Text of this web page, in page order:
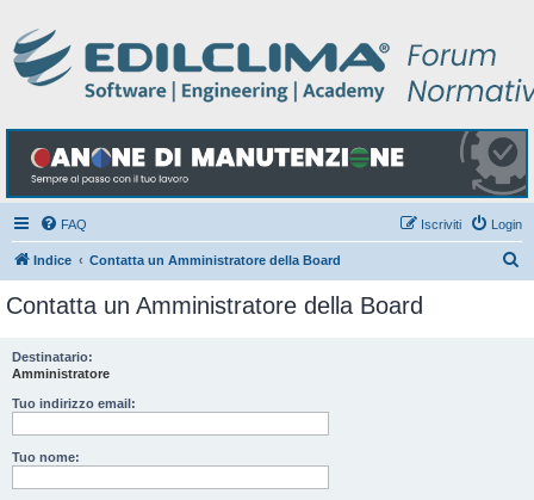
FAQ Login
Iscriviti
Indice Contatta un Amministratore della Board
Contatta un Amministratore della Board
Destinatario:
Amministratore
Tuo indirizzo email:
Tuo nome: